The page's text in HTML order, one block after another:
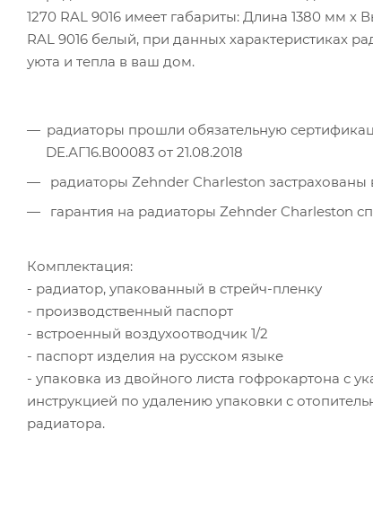
1270 RAL 9016 имеет габариты: Длина 1380 мм х
RAL 9016 белый, при данных характеристиках
уюта и тепла в ваш дом.
радиаторы прошли обязательную
DE.АГ16.В00083 от 21.08.2018
радиаторы Zehnder Charleston
гарантия на радиаторы Zehnder Charleston
Комплектация:
- радиатор, упакованный в стрейч-пленку
- производственный паспорт
- встроенный воздухоотводчик 1/2
- паспорт изделия на русском языке
- упаковка из двойного листа гофрокартона с
инструкцией по удалению упаковки с
радиатора.